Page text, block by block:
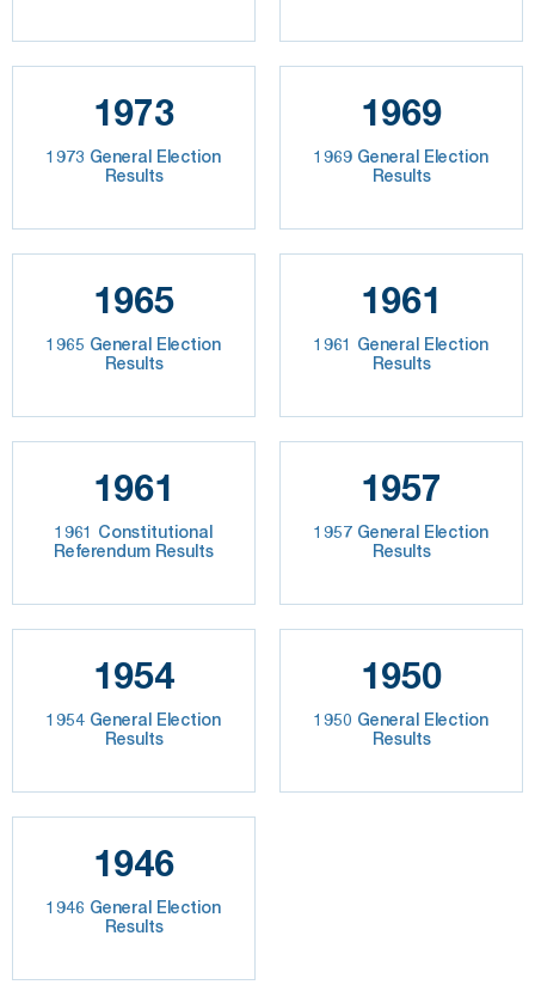
1973
1973 General Election
Results
1969
1969 General Election
Results
1965
1965 General Election
Results
1961
1961 General Election
Results
1961
1961 Constitutional
Referendum Results
1957
1957 General Election
Results
1954
1954 General Election
Results
1950
1950 General Election
Results
1946
1946 General Election
Results